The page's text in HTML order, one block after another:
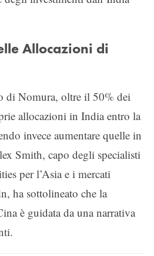
Allocazioni di
di Nomura, oltre il 50% dei
allocazioni in India entro la
invece aumentare quelle in
Smith, capo degli specialisti
per l’Asia e i mercati
ha sottolineato che la
è guidata da una narrativa